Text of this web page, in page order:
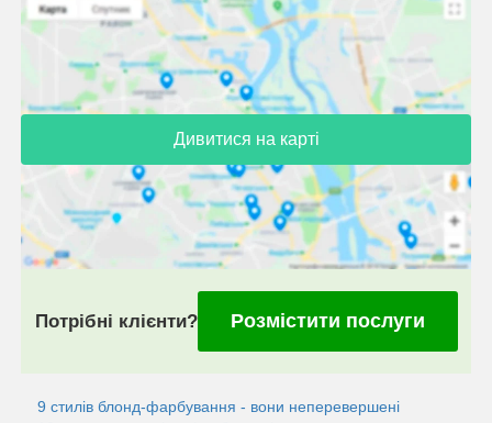
Дивитися на карті
Потрібні клієнти? Розмістити послуги
9 стилів блонд-фарбування - вони неперевершені